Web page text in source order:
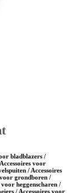
bladblazers /
voor
/ Accessoires
grondboren /
heggenscharen /
/ Accessoires voor